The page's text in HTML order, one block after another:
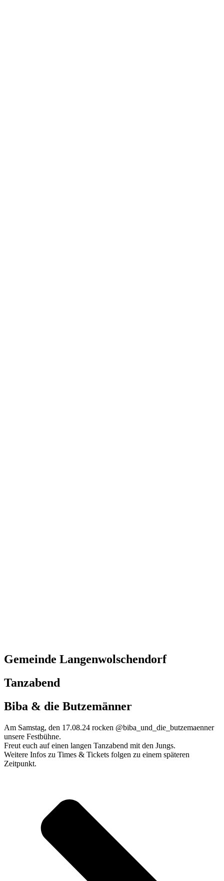
Gemeinde Langenwolschendorf
Tanzabend
Biba & die Butzemänner
Am Samstag, den 17.08.24 rocken @biba_und_die_butzemaenner
unsere Festbühne.
Freut euch auf einen langen Tanzabend mit den Jungs.
Weitere Infos zu Times & Tickets folgen zu einem späteren
Zeitpunkt.